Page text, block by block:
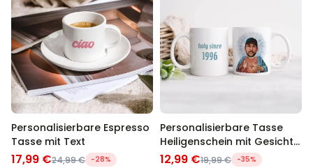
Personalisierbare Espresso
Tasse mit Text
17,99 €24,99 € -28%
Personalisierbare Tasse
Heiligenschein mit Gesicht
und Text
12,99 €19,99 € -35%